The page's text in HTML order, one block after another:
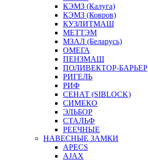
КЭМЗ (Калуга)
КЭМЗ (Ковров)
КУЗЛИТМАШ
МЕТТЭМ
МЗАЛ (Беларусь)
ОМЕГА
ПЕНЗМАШ
ПОЛИВЕКТОР-БАРЬЕР
РИГЕЛЬ
РИФ
СЕНАТ (SIBLOCK)
СИМЕКО
ЭЛЬБОР
СТАЛЬФ
РЕЕЧНЫЕ
НАВЕСНЫЕ ЗАМКИ
APECS
AJAX